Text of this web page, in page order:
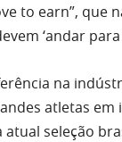
to earn”, que
‘andar para
na
atletas em
atual seleção